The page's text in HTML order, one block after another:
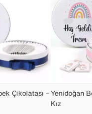
Çikolatası –Yenidoğan
Kız